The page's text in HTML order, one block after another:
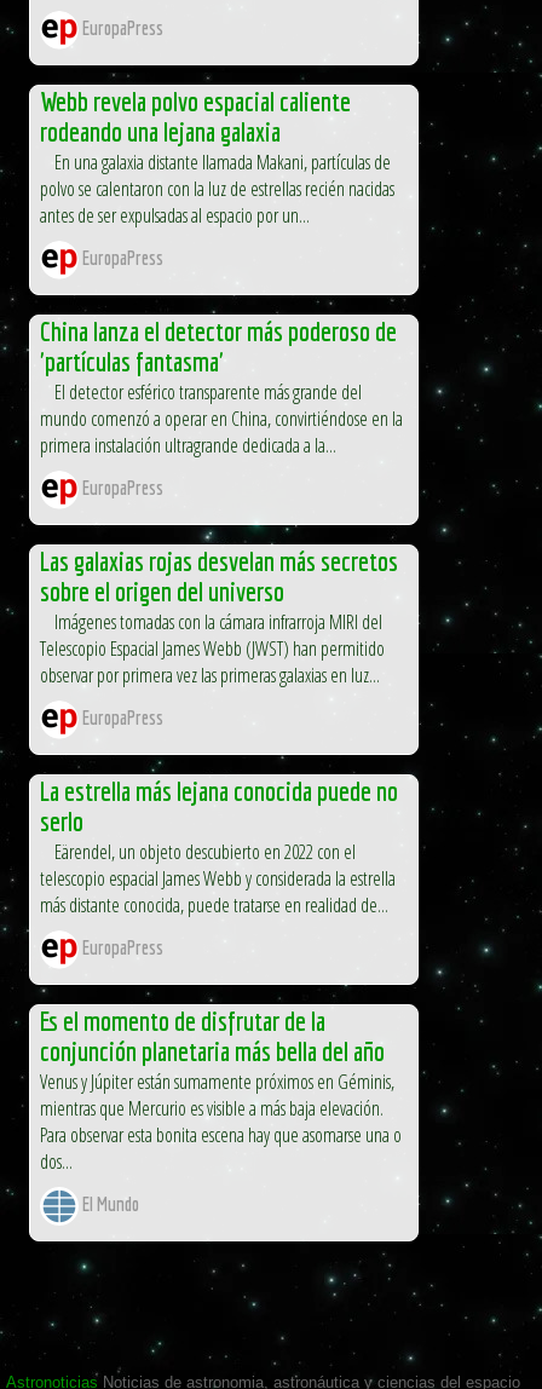
EuropaPress
Webb revela polvo espacial caliente
rodeando una lejana galaxia
En una galaxia distante llamada Makani, partículas de
polvo se calentaron con la luz de estrellas recién nacidas
antes de ser expulsadas al espacio por un...
EuropaPress
China lanza el detector más poderoso de
'partículas fantasma'
El detector esférico transparente más grande del
mundo comenzó a operar en China, convirtiéndose en la
primera instalación ultragrande dedicada a la...
EuropaPress
Las galaxias rojas desvelan más secretos
sobre el origen del universo
Imágenes tomadas con la cámara infrarroja MIRI del
Telescopio Espacial James Webb (JWST) han permitido
observar por primera vez las primeras galaxias en luz...
EuropaPress
La estrella más lejana conocida puede no
serlo
Eärendel, un objeto descubierto en 2022 con el
telescopio espacial James Webb y considerada la estrella
más distante conocida, puede tratarse en realidad de...
EuropaPress
Es el momento de disfrutar de la
conjunción planetaria más bella del año
Venus y Júpiter están sumamente próximos en Géminis,
mientras que Mercurio es visible a más baja elevación.
Para observar esta bonita escena hay que asomarse una o
dos...
El Mundo